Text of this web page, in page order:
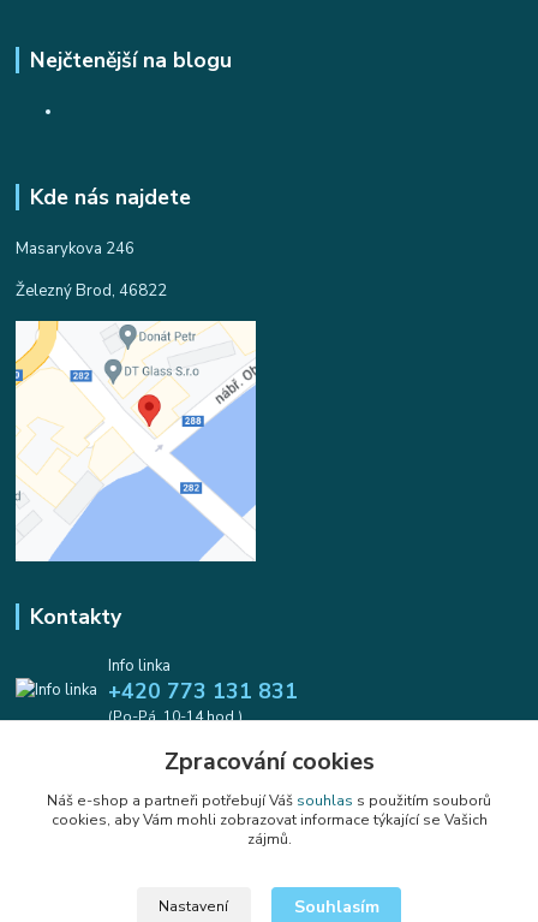
Nejčtenější na blogu
Kde nás najdete
Masarykova 246
Železný Brod, 46822
Kontakty
Info linka
+420 773 131 831
(Po-Pá, 10-14 hod.)
info@koralkomat.czZpracování cookies
Náš e-shop a partneři potřebují Váš souhlas s použitím souborů
cookies, aby Vám mohli zobrazovat informace týkající se Vašich
zájmů.
Nastavení Souhlasím